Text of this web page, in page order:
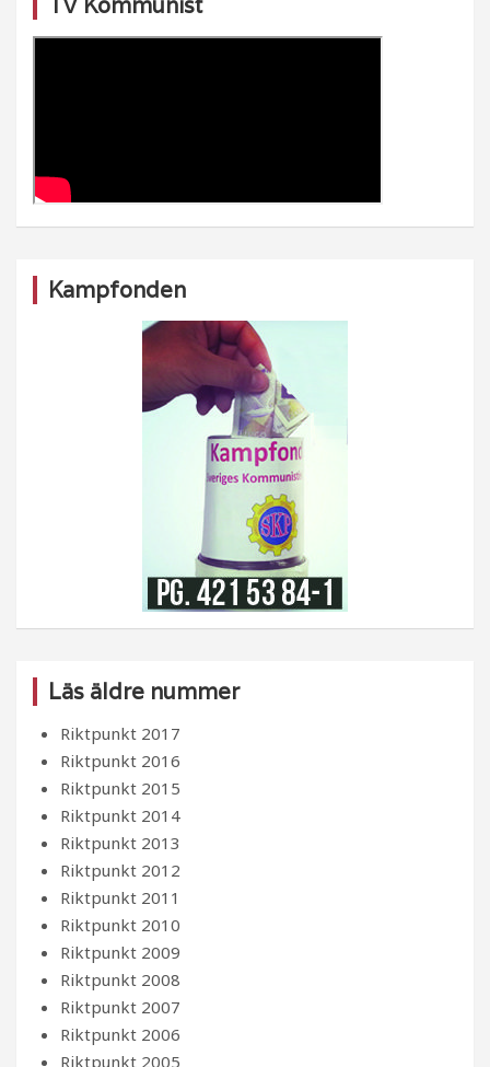
Kampfonden
Läs äldre nummer
Riktpunkt 2017
Riktpunkt 2016
Riktpunkt 2015
Riktpunkt 2014
Riktpunkt 2013
Riktpunkt 2012
Riktpunkt 2011
Riktpunkt 2010
Riktpunkt 2009
Riktpunkt 2008
Riktpunkt 2007
Riktpunkt 2006
Riktpunkt 2005